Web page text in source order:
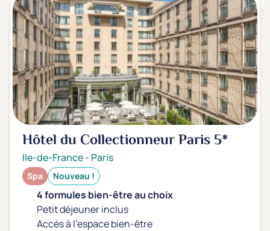
Hôtel du Collectionneur Paris5*
Ile-de-France- Paris
Spa Nouveau !
4 formules bien-être au choix
Petit déjeuner inclus
Accès à l'espace bien-être